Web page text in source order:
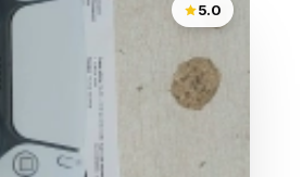
5.0